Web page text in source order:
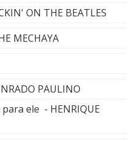
ON THE BEATLES
MECHAYA
PAULINO
ele - HENRIQUE